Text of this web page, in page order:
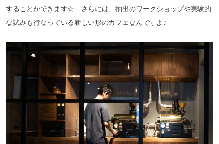
することができます☆ さらには、抽出のワークショップや実験的
な試みも行なっている新しい形のカフェなんですよ♪